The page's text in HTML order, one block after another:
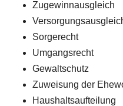
Zugewinnausgleich
Sorgerecht
Umgangsrecht
Gewaltschutz
Zuweisung der
Haushaltsaufteilung